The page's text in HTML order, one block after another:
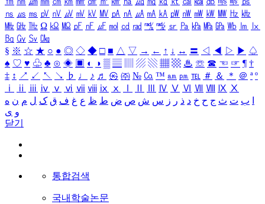
㎱ ㎲ ㎳ ㎴ ㎵ ㎶ ㎷ ㎸ ㎹ ㎀ ㎁ ㎂ ㎃ ㎄ ㎺ ㎻ ㎽ ㎾ ㎿ ㎐ ㎑
㎒ ㎓ ㎔ Ω ㏀ ㏁ ㎊ ㎋ ㎌ ㏖ ㏅ ㎭ ㎮ ㎯ ㏛ ㎩ ㎪ ㎫ ㎬ ㏝ ㏐
㏓
㏃ ㏉ ㏜ ㏆
§ ※ ☆ ★ ○ ● ◎ ◇ ◆ □ ■ △ ▽ → ← ↑ ↓ ↔ 〓 ◁ ◀ ▷ ▶ ♤
♠ ♡ ♥ ♧ ♣ ⊙ ◈ ▣ ◐ ◑ ▒ ▤ ▨ ▧ ▦ ▩ ♨ ☏ ☎ ☜ ☞ ¶ †
‡ ↕ ↗ ↙ ↖ ↘ ♭ ♩ ♪ ♬ ㉿ ㈜ № ㏇ ™ ㏂ ㏘ ℡ ＃ ＆ ＊ ＠ ª º
ⅰ
ⅱ ⅲ ⅳ ⅴ ⅵ ⅶ ⅷ ⅸ ⅹ Ⅳ Ⅴ Ⅵ Ⅶ Ⅷ Ⅸ Ⅹ
ب ت ث ج ح خ د ذ ر ز س ش ص ض ط ظ ع غ ف ق ک ل م ن ه
و ی
닫기
통합검색
국내학술논문